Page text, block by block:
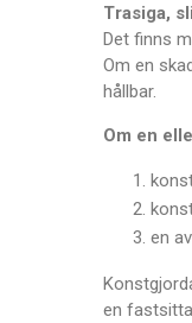
Trasiga,
Det finns
Om en
hållbar.
Om en
en
en